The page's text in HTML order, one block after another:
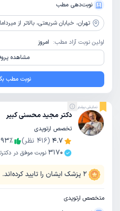
نوبت‌دهی مطب
تهران، خیابان شریعتی، بالاتر از میرداماد،
اولین نوبت آزاد مطب: امروز
مشاهده
نوبت مطب
نمایش بیشتر
دکتر مجید محسنی کبیر
تخصص ارتوپدی
4.7
(
416 نظر) 93٪
3170 نوبت موفق در
2 پزشک ایشان را تایید کرده‌اند.
متخصص ارتوپدی